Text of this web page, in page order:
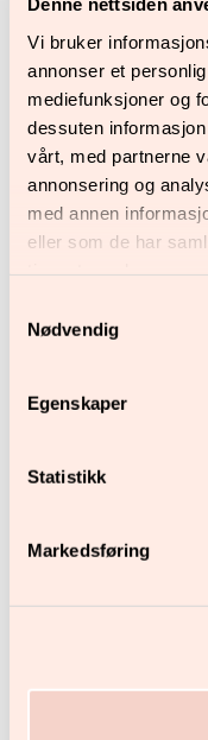
Vi bruker
annonser et
mediefunksjoner og
dessuten
vårt, med partnerne
annonsering og
med annen
eller som de har
Nødvendig
Egenskaper
Statistikk
Markedsføring
i